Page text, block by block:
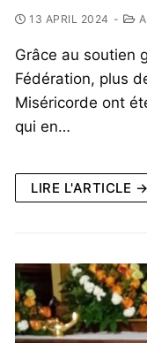
13 APRIL 2024 -
Grâce au soutien
Fédération, plus
Miséricorde ont
qui en…
LIRE L'ARTICLE →